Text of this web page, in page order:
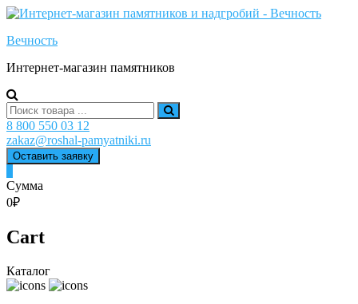
Skip
content
Вечность
Интернет-магазин памятников
Search
for:
8 800 550 03 12
zakaz@roshal-pamyatniki.ru
Оставить заявку
Сумма
0₽
Cart
Каталог